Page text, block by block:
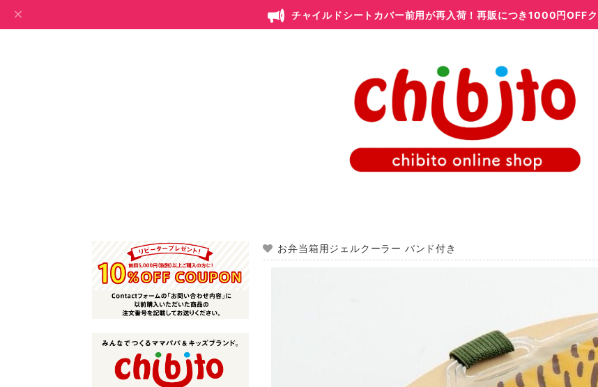
チャイルドシートカバー前用が再入荷！再販につき1000円OFF
お弁当箱用ジェルクーラー バンド付き